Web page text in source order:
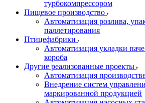
турбокомпрессором
Пищевое производство
Автоматизация розлива,
паллетирования
Птицефабрики
Автоматизация укладки
короба
Другие реализованные проекты
Автоматизация
Внедрение систем
маркированной продукцией